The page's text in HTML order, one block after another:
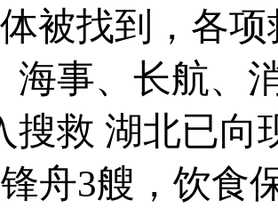
被找到，各
、长航、消
救 湖北已向
舟3艘，饮食